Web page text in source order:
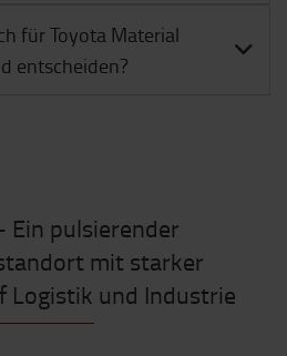
für Toyota Material
entscheiden?
Ein pulsierender
mit starker
Logistik und Industrie